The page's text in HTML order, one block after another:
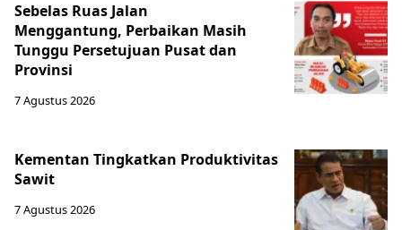
Sebelas Ruas Jalan
Menggantung, Perbaikan Masih
Tunggu Persetujuan Pusat dan
Provinsi
7 Agustus 2026
Kementan Tingkatkan Produktivitas
Sawit
7 Agustus 2026